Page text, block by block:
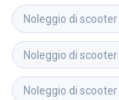
Noleggio di scooter
Noleggio di scooter
Noleggio di scooter